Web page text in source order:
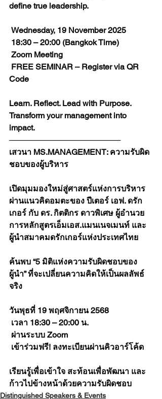
define true leadership.
Wednesday, 19 November 2025
18:30 – 20:00 (Bangkok Time)
Zoom Meeting
Code
Learn. Reflect. Lead with Purpose.
Transform your management into
impact.
────────────────────
เสวนา MS.MANAGEMENT: ความรับผิด
ชอบของผู้บริหาร
เปิดมุมมองใหม่สู่ศาสตร์แห่งการบริหาร
ผ่านแนวคิดอมตะของ ปีเตอร์ เอฟ. ดรัก
เกอร์ กับ ดร. กิตติกร ดาวพิเศษ ผู้อำนวย
การหลักสูตรเอ็มเอส.แมนเนจเมนท์ และ
ผู้นำสมาคมดรักเกอร์แห่งประเทศไทย
ค้นพบ “5 มิติแห่งความรับผิดชอบของ
ผู้นำ” ที่จะเปลี่ยนความคิดให้เป็นผลลัพธ์
จริง
วันพุธที่ 19 พฤศจิกายน 2568
เวลา 18:30 – 20:00 น.
ผ่านระบบ Zoom
เข้าร่วมฟรี! ลงทะเบียนผ่านคิวอาร์โค้ด
เรียนรู้เพื่อเข้าใจ สะท้อนเพื่อพัฒนา และ
ก้าวไปข้างหน้าด้วยความรับผิดชอบ
Distinguished Speakers & Events